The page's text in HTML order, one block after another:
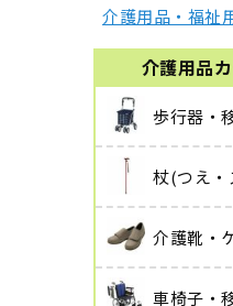
介護用品・福祉
介護用品
歩行器・
杖(つえ・
介護靴・
車椅子・